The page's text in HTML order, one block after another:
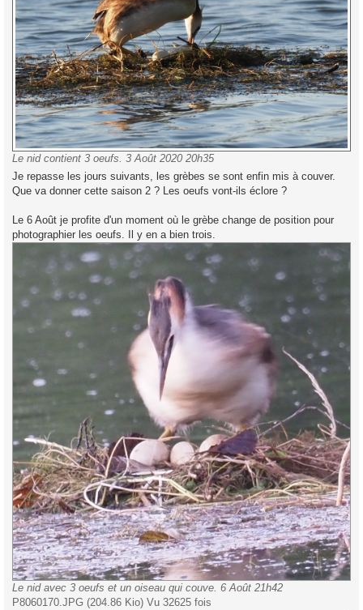
Le nid contient 3 oeufs. 3 Août 2020 20h35
Je repasse les jours suivants, les grèbes se sont enfin mis à couver.
Que va donner cette saison 2 ? Les oeufs vont-ils éclore ?
Le 6 Août je profite d'un moment où le grèbe change de position pour
photographier les oeufs. Il y en a bien trois.
Le nid avec 3 oeufs et un oiseau qui couve. 6 Août 21h42
P8060170.JPG (204.86 Kio) Vu 32625 fois